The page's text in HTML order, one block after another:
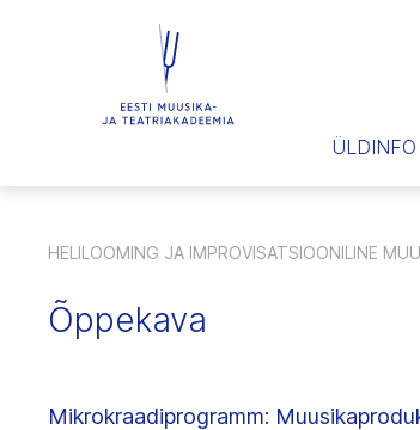
ÜLDINFO
HELILOOMING JA IMPROVISATSIOONILINE
Õppekava
Mikrokraadiprogramm: